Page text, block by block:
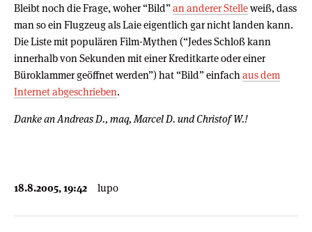
Bleibt noch die Frage, woher “Bild”an anderer Stelleweiß, dass
man so ein Flugzeug als Laie eigentlich gar nicht landen kann.
Die Liste mit populären Film-Mythen (“Jedes Schloß kann
innerhalb von Sekunden mit einer Kreditkarte oder einer
Büroklammer geöffnet werden”) hat “Bild” einfach aus dem
Internet abgeschrieben.
Danke an Andreas D., maq, Marcel D. und Christof W.!
18.8.2005, 19:42 lupo